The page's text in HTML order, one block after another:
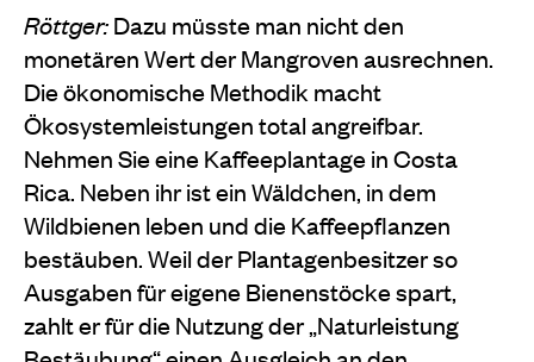
Röttger:Dazu müsste man nicht den
monetären Wert der Mangroven ausrechnen.
Die ökonomische Methodik macht
Ökosystemleistungen total angreifbar.
Nehmen Sie eine Kaffeeplantage in Costa
Rica. Neben ihr ist ein Wäldchen, in dem
Wildbienen leben und die Kaffeepflanzen
bestäuben. Weil der Plantagenbesitzer so
Ausgaben für eigene Bienenstöcke spart,
zahlt er für die Nutzung der „Naturleistung